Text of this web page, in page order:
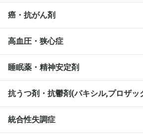
癌・抗がん剤
高血圧・狭心症
睡眠薬・精神安定剤
抗うつ剤・抗鬱剤(パキシル,プロザッ
統合性失調症